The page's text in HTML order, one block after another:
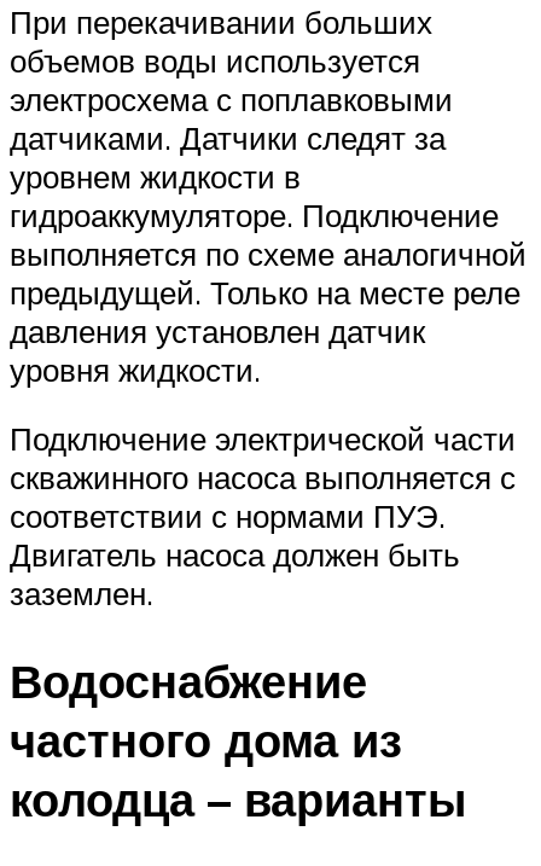
При перекачивании больших
объемов воды используется
электросхема с поплавковыми
датчиками. Датчики следят за
уровнем жидкости в
гидроаккумуляторе. Подключение
выполняется по схеме аналогичной
предыдущей. Только на месте реле
давления установлен датчик
уровня жидкости.
Подключение электрической части
скважинного насоса выполняется с
соответствии с нормами ПУЭ.
Двигатель насоса должен быть
заземлен.
Водоснабжение
частного дома из
колодца – варианты